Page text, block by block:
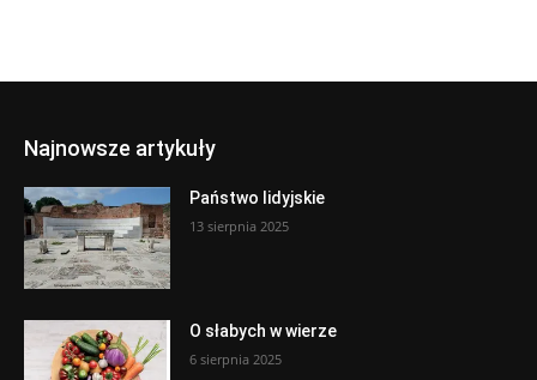
Najnowsze artykuły
Państwo lidyjskie
13 sierpnia 2025
O słabych w wierze
6 sierpnia 2025